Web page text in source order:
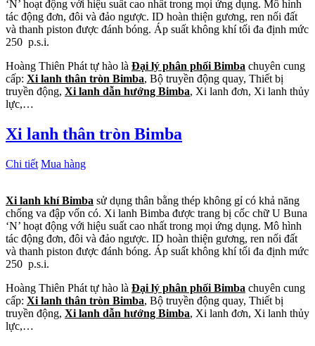
‘N’ hoạt động với hiệu suất cao nhất trong mọi ứng dụng. Mô hình
tác động đơn, đôi và đảo ngược. ID hoàn thiện gương, ren nối đất
và thanh piston được đánh bóng. Áp suất không khí tối đa định mức
250 p.s.i.
Hoàng Thiên Phát tự hào là Đại lý phân phối Bimba chuyên cung
cấp: Xi lanh thân tròn Bimba, Bộ truyền động quay, Thiết bị
truyền động, Xi lanh dẫn hướng Bimba, Xi lanh đơn, Xi lanh thủy
lực,…
Xi lanh thân tròn Bimba
Chi tiết Mua hàng
Xi lanh khí Bimba sử dụng thân bằng thép không gỉ có khả năng
chống va đập vốn có. Xi lanh Bimba được trang bị cốc chữ U Buna
‘N’ hoạt động với hiệu suất cao nhất trong mọi ứng dụng. Mô hình
tác động đơn, đôi và đảo ngược. ID hoàn thiện gương, ren nối đất
và thanh piston được đánh bóng. Áp suất không khí tối đa định mức
250 p.s.i.
Hoàng Thiên Phát tự hào là Đại lý phân phối Bimba chuyên cung
cấp: Xi lanh thân tròn Bimba, Bộ truyền động quay, Thiết bị
truyền động, Xi lanh dẫn hướng Bimba, Xi lanh đơn, Xi lanh thủy
lực,…